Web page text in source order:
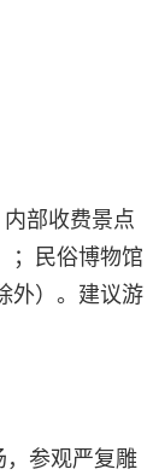
部收费景点
；民俗博物馆
外）。建议游
参观严复雕